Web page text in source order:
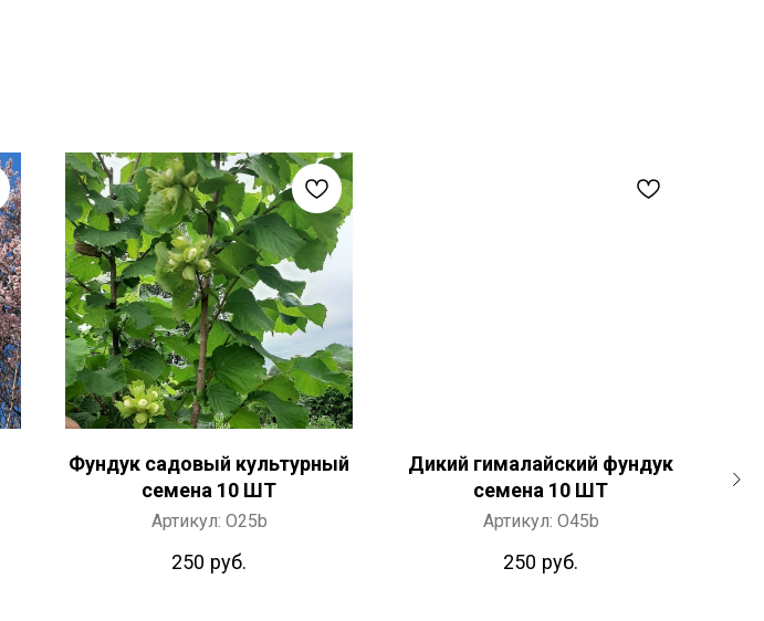
Фундук садовый культурный
семена 10 ШТ
Артикул: O25b
250 руб.
Дикий гималайский фундук
семена 10 ШТ
Артикул: O45b
250 руб.